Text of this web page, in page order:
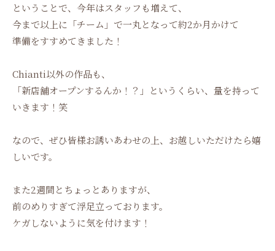
ということで、今年はスタッフも増えて、
今まで以上に「チーム」で一丸となって約2か月かけて
準備をすすめてきました！
Chianti以外の作品も、
「新店舗オープンするんか！？」というくらい、量を持って
いきます！笑
なので、ぜひ皆様お誘いあわせの上、お越しいただけたら嬉
しいです。
また2週間とちょっとありますが、
前のめりすぎて浮足立っております。
ケガしないように気を付けます！